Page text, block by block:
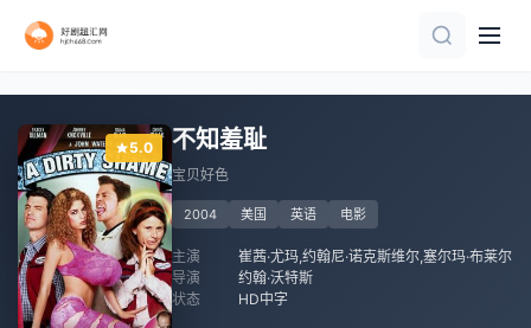
5.0 不知羞耻
宝贝好色
2004 美国 英语 电影
主演
崔茜·尤玛,约翰尼·诺克斯维尔,塞尔玛·布莱尔
导演
约翰·沃特斯
状态
HD中字
HD
HD中字
正片
正片
正片
正片
HD